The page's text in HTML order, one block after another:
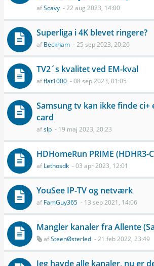
afScavy - 22 aug 2023, 14:00
Superliga i 4K blevet ringere?
afBeckham - 25 sep 2023, 20:26
TV2´s kvalitet ved EM-kval
afflat1000 - 08 sep 2023, 01:05
Samsung tv kan ikke finde ci+
card
afslp - 19 maj 2023, 20:23
HDHomeRun PRIME (HDHR3-
afLethosdk - 03 apr 2023, 12:01
YouSee IP-TV og netværk
afFamGuy365 - 13 sep 2021, 14:06
Mangler kanaler fra Allente
afSteenØsterled - 21 feb 2022, 23:49
Jeg havde alle kanaler, nu er